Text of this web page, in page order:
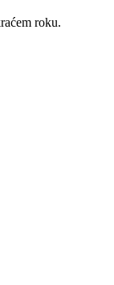
roku.